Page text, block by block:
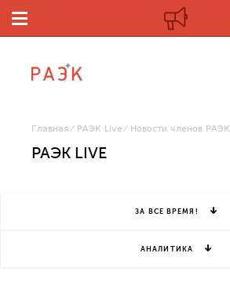
Главная РАЭК Live Новости членов РАЭК
РАЭК LIVE
ЗА ВСЕ ВРЕМЯ!
АНАЛИТИКА